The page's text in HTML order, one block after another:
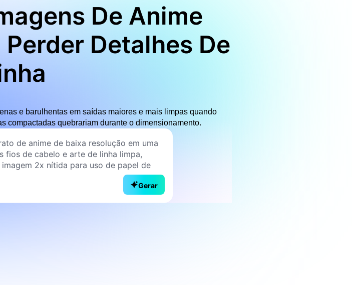
De Anime
Detalhes De
e barulhentas em saídas maiores e mais limpas quando
compactadas quebrariam durante o dimensionamento.
Gerar